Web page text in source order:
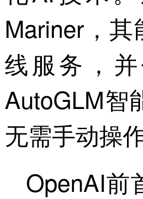
Mariner，
线服务，
AutoGLM智
无需手动操
OpenAI前